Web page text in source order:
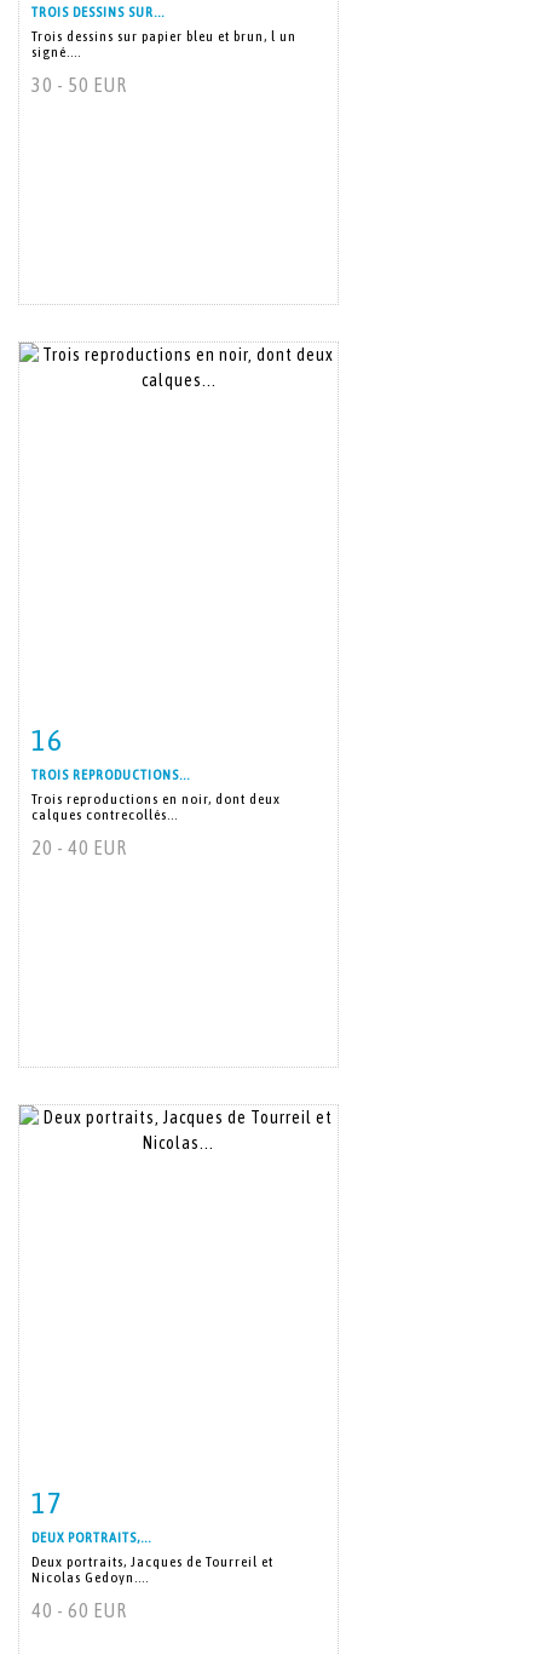
TROIS DESSINS SUR...
Trois dessins sur papier bleu et brun, l un
signé....
30 - 50 EUR
16
TROIS REPRODUCTIONS...
Trois reproductions en noir, dont deux
calques contrecollés...
20 - 40 EUR
17
DEUX PORTRAITS,...
Deux portraits, Jacques de Tourreil et
Nicolas Gedoyn....
40 - 60 EUR